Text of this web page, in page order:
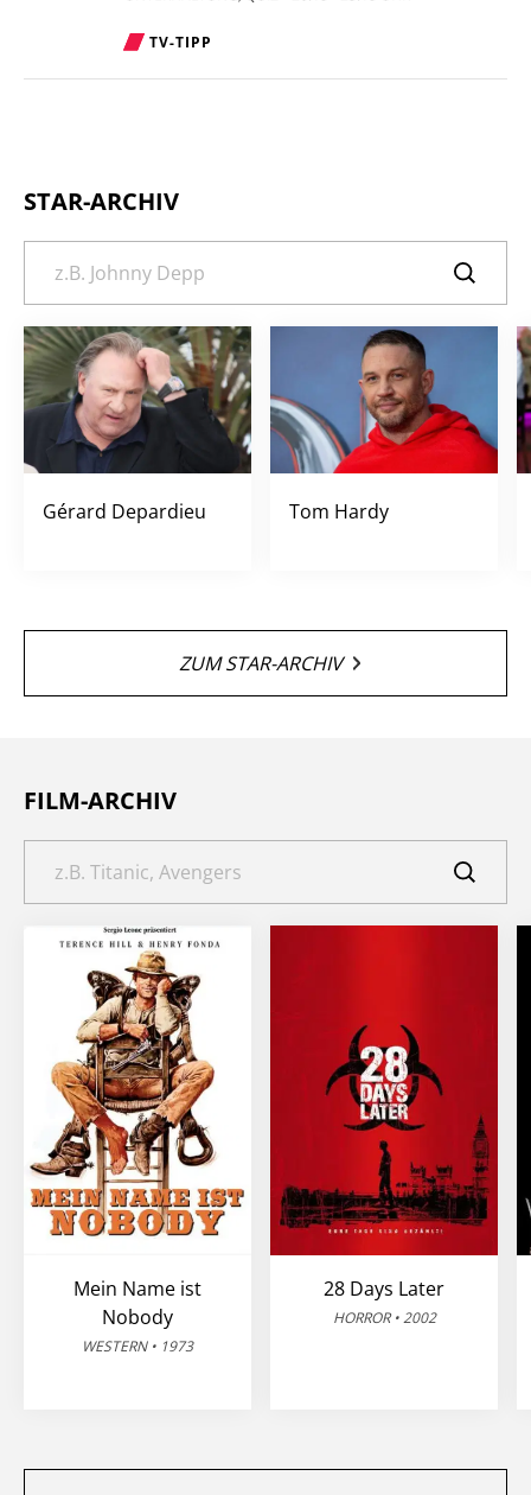
TV-TIPP
STAR-ARCHIV
Gérard Depardieu Tom Hardy
ZUM STAR-ARCHIV
FILM-ARCHIV
Mein Name ist
Nobody
WESTERN • 1973
28 Days Later
HORROR • 2002